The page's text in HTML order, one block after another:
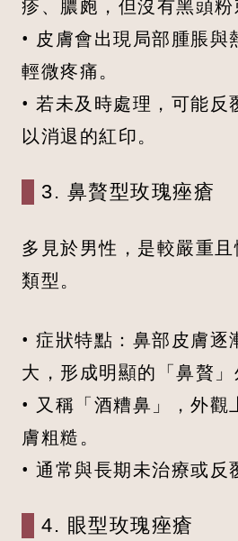
疹、膿皰，但沒有黑頭粉
• 皮膚會出現局部腫脹與
輕微疼痛。
• 若未及時處理，可能反
以消退的紅印。
3. 鼻贅型玫瑰痤瘡
多見於男性，是較嚴重
類型。
• 症狀特點：鼻部皮膚逐
大，形成明顯的「鼻贅」
• 又稱「酒糟鼻」，外觀
膚粗糙。
• 通常與長期未治療或反
4. 眼型玫瑰痤瘡